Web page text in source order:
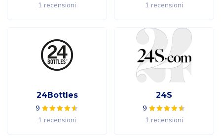
1 recensioni
1 recensioni
24Bottles
9
1 recensioni
24S
9
1 recensioni